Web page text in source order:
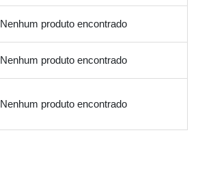
Nenhum produto encontrado
Nenhum produto encontrado
Nenhum produto encontrado